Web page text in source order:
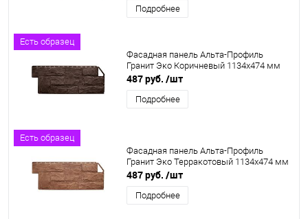
Подробнее
Есть образец
Фасадная панель Альта-Профиль
Гранит Эко Коричневый 1134х474 мм
487 руб. /шт
Подробнее
Есть образец
Фасадная панель Альта-Профиль
Гранит Эко Терракотовый 1134х474 мм
487 руб. /шт
Подробнее